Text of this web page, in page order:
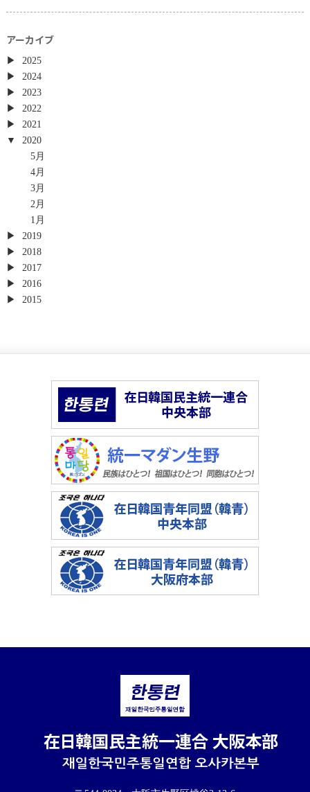
アーカイブ
2025
2024
2023
2022
2021
2020
5月
4月
3月
2月
1月
2019
2018
2017
2016
2015